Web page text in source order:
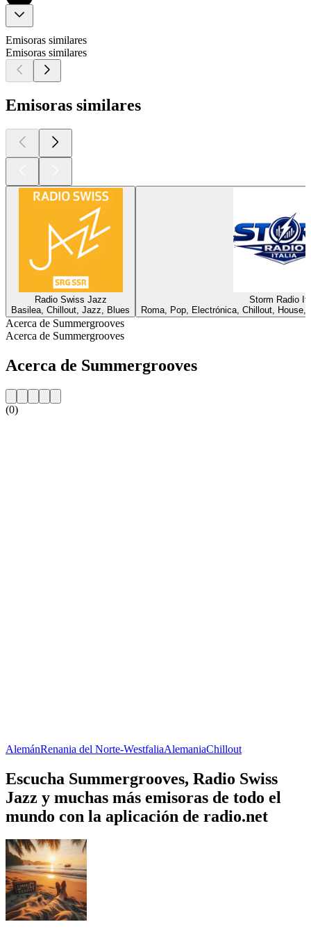
Emisoras similares
Emisoras similares
Emisoras similares
Radio Swiss Jazz
Basilea, Chillout, Jazz, Blues
Storm Radio
Roma, Pop, Electrónica, Chillout,
Acerca de Summergrooves
Acerca de Summergrooves
Acerca de Summergrooves
(0)
AlemánRenania del Norte-WestfaliaAlemaniaChillout
Escucha Summergrooves, Radio Swiss
Jazz y muchas más emisoras de todo el
mundo con la aplicación de radio.net